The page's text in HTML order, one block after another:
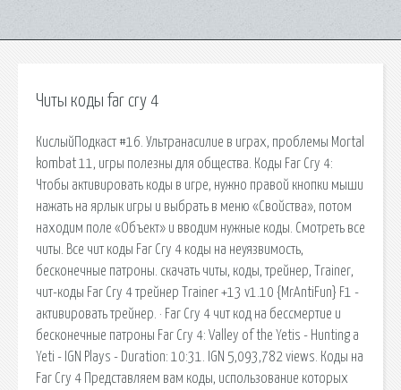
Читы коды far cry 4
КислыйПодкаст #16. Ультранасилие в играх, проблемы Mortal
kombat 11, игры полезны для общества. Коды Far Cry 4:
Чтобы активировать коды в игре, нужно правой кнопки мыши
нажать на ярлык игры и выбрать в меню «Свойства», потом
находим поле «Объект» и вводим нужные коды. Смотреть все
читы. Все чит коды Far Cry 4 коды на неуязвимость,
бесконечные патроны. скачать читы, коды, трейнер, Trainer,
чит-коды Far Cry 4 трейнер Trainer +13 v1.10 {MrAntiFun} F1 -
активировать трейнер. · Far Cry 4 чит код на бессмертие и
бесконечные патроны Far Cry 4: Valley of the Yetis - Hunting a
Yeti - IGN Plays - Duration: 10:31. IGN 5,093,782 views. Коды на
Far Cry 4 Представляем вам коды, использование которых